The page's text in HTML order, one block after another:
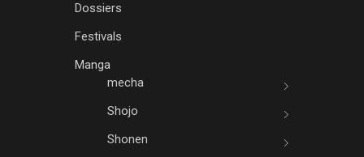
Dossiers
Festivals
Manga
mecha
Shojo
Shonen